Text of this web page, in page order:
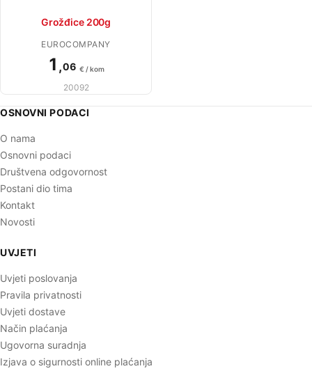
Grožđice 200g
EUROCOMPANY
1 ,06 € / kom
20092
OSNOVNI PODACI
O nama
Osnovni podaci
Društvena odgovornost
Postani dio tima
Kontakt
Novosti
UVJETI
Uvjeti poslovanja
Pravila privatnosti
Uvjeti dostave
Način plaćanja
Ugovorna suradnja
Izjava o sigurnosti online plaćanja